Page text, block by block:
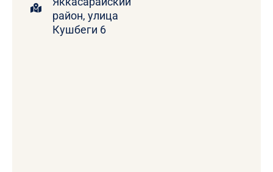
район, улица
Кушбеги 6